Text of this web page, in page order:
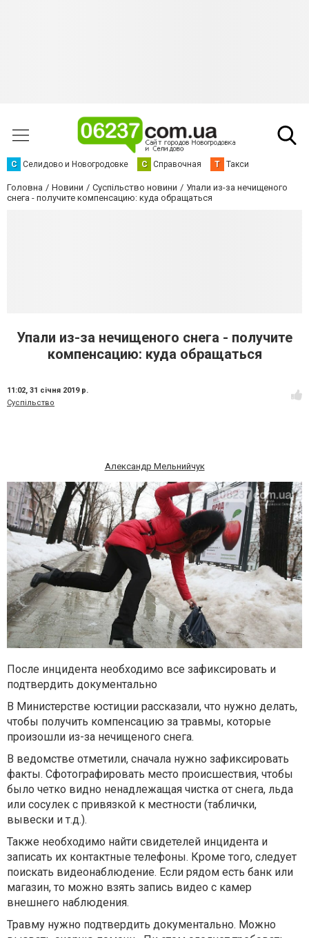
С Селидово и Новогродовке С Справочная Т Такси
Головна Новини Суспільство новини
Упали из-за нечищеного
снега - получите компенсацию: куда обращаться
Упали из-за нечищеного снега - получите
компенсацию: куда обращаться
11:02, 31 січня 2019 р.
Суспільство
Александр Мельнийчук
После инцидента необходимо все зафиксировать и
подтвердить документально
В Министерстве юстиции рассказали, что нужно делать,
чтобы получить компенсацию за травмы, которые
произошли из-за нечищеного снега.
В ведомстве отметили, сначала нужно зафиксировать
факты. Сфотографировать место происшествия, чтобы
было четко видно ненадлежащая чистка от снега, льда
или сосулек с привязкой к местности (таблички,
вывески и т.д.).
Также необходимо найти свидетелей инцидента и
записать их контактные телефоны. Кроме того, следует
поискать видеонаблюдение. Если рядом есть банк или
магазин, то можно взять запись видео с камер
внешнего наблюдения.
Травму нужно подтвердить документально. Можно